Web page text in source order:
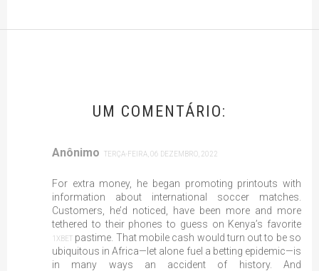
UM COMENTÁRIO:
Anônimo TERÇA-FEIRA, 06 DEZEMBRO, 2022
For extra money, he began promoting printouts with
information about international soccer matches.
Customers, he’d noticed, have been more and more
tethered to their phones to guess on Kenya’s favorite
1XBET pastime. That mobile cash would turn out to be so
ubiquitous in Africa—let alone fuel a betting epidemic—is
in many ways an accident of history. And